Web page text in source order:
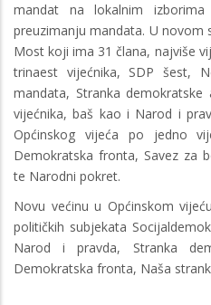
mandat na lokalnim
preuzimanju mandata. U novom
Most koji ima 31 člana, najviše
trinaest vijećnika, SDP šest,
mandata, Stranka
vijećnika, baš kao i Narod i
Općinskog vijeća po jedno
Demokratska fronta, Savez za
te Narodni pokret.
Novu većinu u Općinskom
političkih subjekata
Narod i pravda, Stranka
Demokratska fronta, Naša